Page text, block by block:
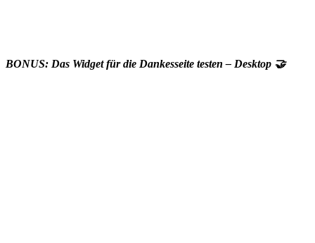
BONUS: Das Widget für die Dankesseite testen – Desktop 🤝